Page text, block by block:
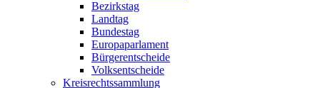
Bezirkstag
Landtag
Bundestag
Europaparlament
Bürgerentscheide
Volksentscheide
Kreisrechtssammlung